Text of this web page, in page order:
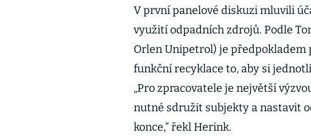
V první panelové diskuzi mluvili
využití odpadních zdrojů. Podle
Orlen Unipetrol) je
funkční recyklace to, aby si
„Pro zpracovatele je největší
nutné sdružit subjekty a nastavit
konce,“ řekl Herink.